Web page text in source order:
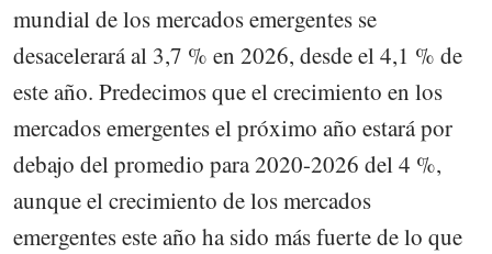
mundial de los mercados emergentes se
desacelerará al 3,7 % en 2026, desde el 4,1 % de
este año. Predecimos que el crecimiento en los
mercados emergentes el próximo año estará por
debajo del promedio para 2020-2026 del 4 %,
aunque el crecimiento de los mercados
emergentes este año ha sido más fuerte de lo que